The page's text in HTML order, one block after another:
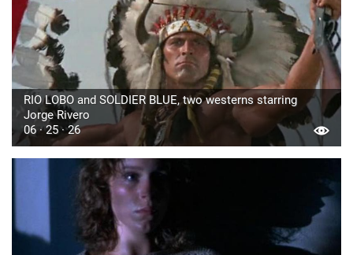
RIO LOBO and SOLDIER BLUE, two westerns starring
Jorge Rivero
06 · 25 · 26